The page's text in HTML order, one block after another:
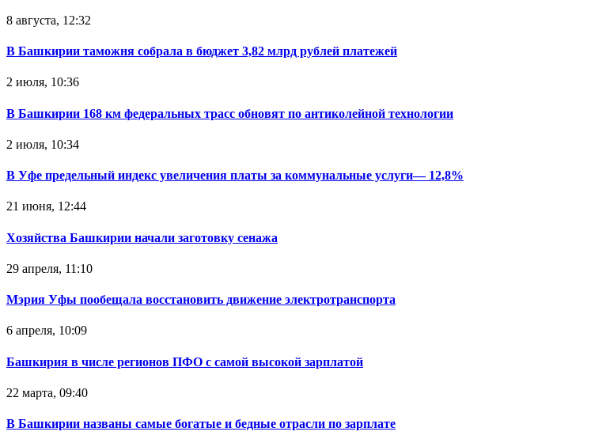
8 августа, 12:32
В Башкирии таможня собрала в бюджет 3,82 млрд рублей платежей
2 июля, 10:36
В Башкирии 168 км федеральных трасс обновят по антиколейной технологии
2 июля, 10:34
В Уфе предельный индекс увеличения платы за коммунальные услуги— 12,8%
21 июня, 12:44
Хозяйства Башкирии начали заготовку сенажа
29 апреля, 11:10
Мэрия Уфы пообещала восстановить движение электротранспорта
6 апреля, 10:09
Башкирия в числе регионов ПФО с самой высокой зарплатой
22 марта, 09:40
В Башкирии названы самые богатые и бедные отрасли по зарплате